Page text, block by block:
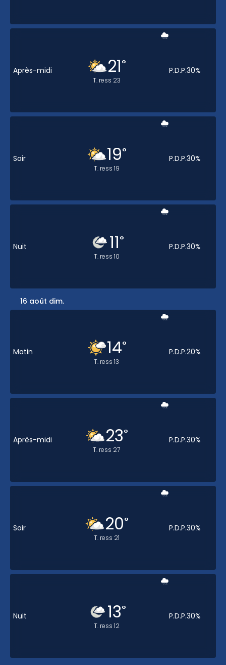
Après-midi 21°
T. ress 23
P.D.P.30%
Soir 19°
T. ress 19
P.D.P.30%
Nuit 11°
T. ress 10
P.D.P.30%
16 août dim.
Matin 14°
T. ress 13
P.D.P.20%
Après-midi 23°
T. ress 27
P.D.P.30%
Soir 20°
T. ress 21
P.D.P.30%
Nuit 13°
T. ress 12
P.D.P.30%